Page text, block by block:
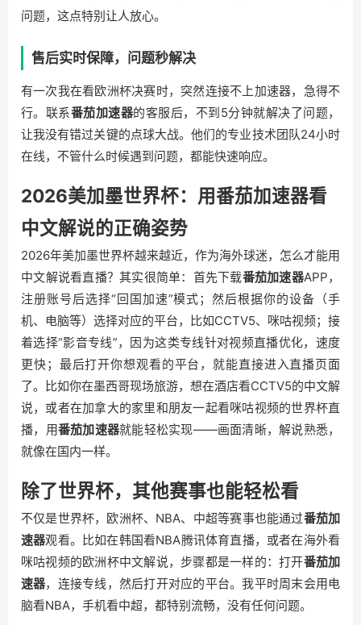
问题，这点特别让人放心。
售后实时保障，问题秒解决
有一次我在看欧洲杯决赛时，突然连接不上加速器，急得不
行。联系番茄加速器的客服后，不到5分钟就解决了问题，
让我没有错过关键的点球大战。他们的专业技术团队24小时
在线，不管什么时候遇到问题，都能快速响应。
2026美加墨世界杯：用番茄加速器看
中文解说的正确姿势
2026年美加墨世界杯越来越近，作为海外球迷，怎么才能用
中文解说看直播？其实很简单：首先下载番茄加速器APP，
注册账号后选择“回国加速”模式；然后根据你的设备（手
机、电脑等）选择对应的平台，比如CCTV5、咪咕视频；接
着选择“影音专线”，因为这类专线针对视频直播优化，速度
更快；最后打开你想观看的平台，就能直接进入直播页面
了。比如你在墨西哥现场旅游，想在酒店看CCTV5的中文解
说，或者在加拿大的家里和朋友一起看咪咕视频的世界杯直
播，用番茄加速器就能轻松实现——画面清晰，解说熟悉，
就像在国内一样。
除了世界杯，其他赛事也能轻松看
不仅是世界杯，欧洲杯、NBA、中超等赛事也能通过番茄加
速器观看。比如在韩国看NBA腾讯体育直播，或者在海外看
咪咕视频的欧洲杯中文解说，步骤都是一样的：打开番茄加
速器，连接专线，然后打开对应的平台。我平时周末会用电
脑看NBA，手机看中超，都特别流畅，没有任何问题。